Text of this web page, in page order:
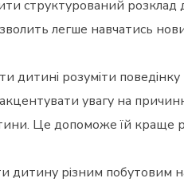
структурований
легше навчатись
дитині розуміти
увагу на
Це допоможе їй краще
дитину різним побутовим